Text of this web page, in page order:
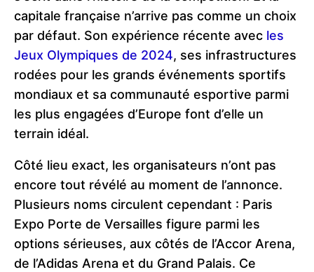
capitale française n’arrive pas comme un choix
par défaut. Son expérience récente avec les
Jeux Olympiques de 2024, ses infrastructures
rodées pour les grands événements sportifs
mondiaux et sa communauté esportive parmi
les plus engagées d’Europe font d’elle un
terrain idéal.
Côté lieu exact, les organisateurs n’ont pas
encore tout révélé au moment de l’annonce.
Plusieurs noms circulent cependant : Paris
Expo Porte de Versailles figure parmi les
options sérieuses, aux côtés de l’Accor Arena,
de l’Adidas Arena et du Grand Palais. Ce